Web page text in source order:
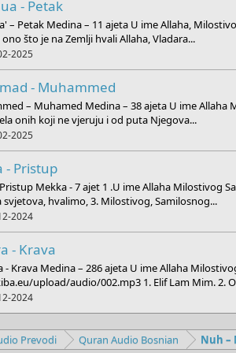
- Petak
– Petak Medina – 11 ajeta U ime Allaha,
što je na Zemlji hvali Allaha, Vladara...
2025
- Muhammed
– Muhamed Medina – 38 ajeta U ime Allaha
onih koji ne vjeruju i od puta Njegova...
2025
- Pristup
Mekka - 7 ajet 1 .U ime Allaha Milostivog
svjetova, hvalimo, 3. Milostivog, Samilosnog...
2024
- Krava
- Krava Medina – 286 ajeta U ime Allaha
upload/audio/002.mp3 1. Elif Lam Mim. 2.
2024
Prevodi Quran Audio Bosnian Nuh –